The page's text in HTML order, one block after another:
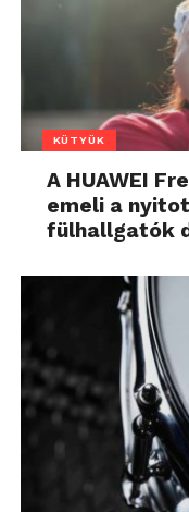
KÜTYÜK
A HUAWEI
emeli a
fülhallgatók